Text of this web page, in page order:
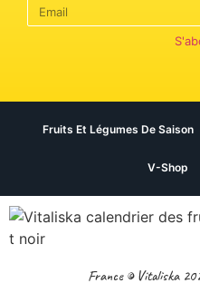
Fruits Et Légumes De Saison
V-Shop
France © Vitaliska